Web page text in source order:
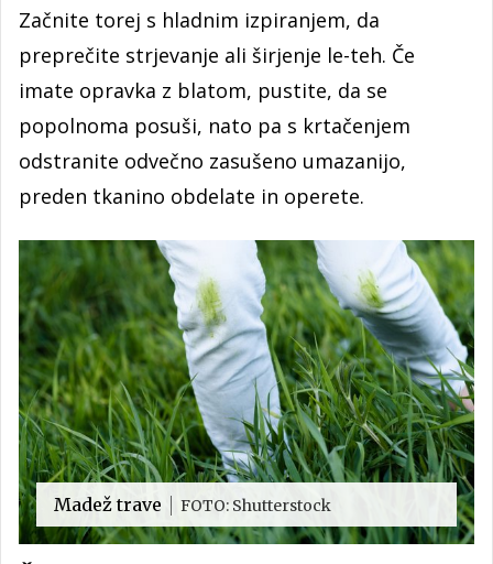
Začnite torej s hladnim izpiranjem, da
preprečite strjevanje ali širjenje le-teh. Če
imate opravka z blatom, pustite, da se
popolnoma posuši, nato pa s krtačenjem
odstranite odvečno zasušeno umazanijo,
preden tkanino obdelate in operete.
Madež trave FOTO: Shutterstock